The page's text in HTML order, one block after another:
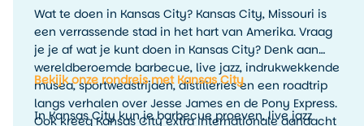
Wat te doen in Kansas City? Kansas City, Missouri is
een verrassende stad in het hart van Amerika. Vraag
je je af wat je kunt doen in Kansas City? Denk aan
wereldberoemde barbecue, live jazz, indrukwekkende
musea, sportwedstrijden, distilleries en een roadtrip
langs verhalen over Jesse James en de Pony Express.
Ook kreeg Kansas City extra internationale aandacht
Bekijk onze rondreis met Kansas City
In Kansas City kun je barbecue proeven, live jazz